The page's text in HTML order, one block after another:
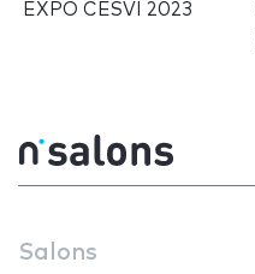
EXPO CESVI 2023
Salons